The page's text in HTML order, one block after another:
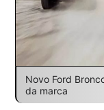
Novo Ford
da marca